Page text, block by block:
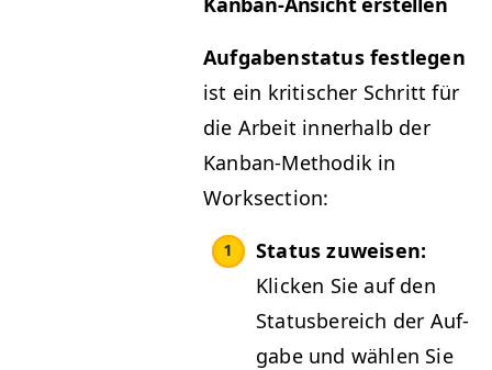
Auf­gaben­sta­tus fes­tle­gen
ist ein kri­tis­ch­er Schritt für
die Arbeit inner­halb der
Kan­ban-Methodik in
Worksection:
Sta­tus zuweisen:
Klick­en Sie auf den
Sta­tus­bere­ich der Auf­
gabe und wählen Sie